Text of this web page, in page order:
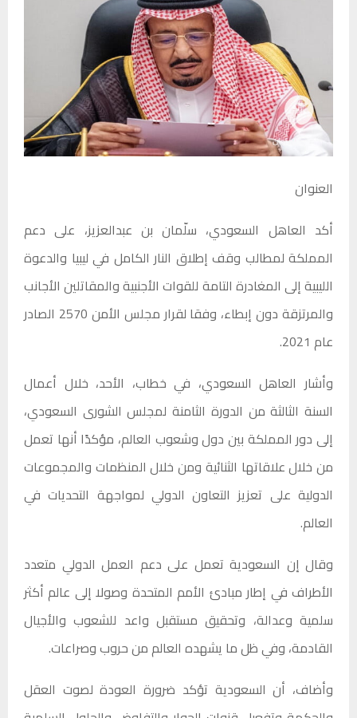
العنوان
أكد العاهل السعودي، سلّمان بن عبدالعزيز، على دعم
المملكة لمطالب وقف إطلاق النار الكامل في ليبيا والدعوة
الليبية إلى المغادرة التامة للقوات الأجنبية والمقاتلين الأجانب
والمرتزقة دون إبطاء، وفقا لقرار مجلس الأمن 2570 الصادر
عام 2021.
وأشار العاهل السعودي، في خطاب، الأحد، خلال أعمال
السنة الثالثة من الدورة الثامنة لمجلس الشورى السعودي،
إلى دور المملكة بين دول وشعوب العالم، مؤكدًا أنها تعمل
من خلال علاقاتها الثنائية ومن خلال المنظمات والمجموعات
الدولية على تعزيز التعاون الدولي لمواجهة التحديات في
العالم.
وقال إن السعودية تعمل على دعم العمل الدولي متعدد
الأطراف في إطار مبادئ الأمم المتحدة وصولا إلى عالم أكثر
سلمية وعدالة، وتحقيق مستقبل واعد للشعوب والأجيال
القادمة، وفي ظل ما يشهده العالم من حروب وصراعات.
وأضاف، أن السعودية تؤكد ضرورة العودة لصوت العقل